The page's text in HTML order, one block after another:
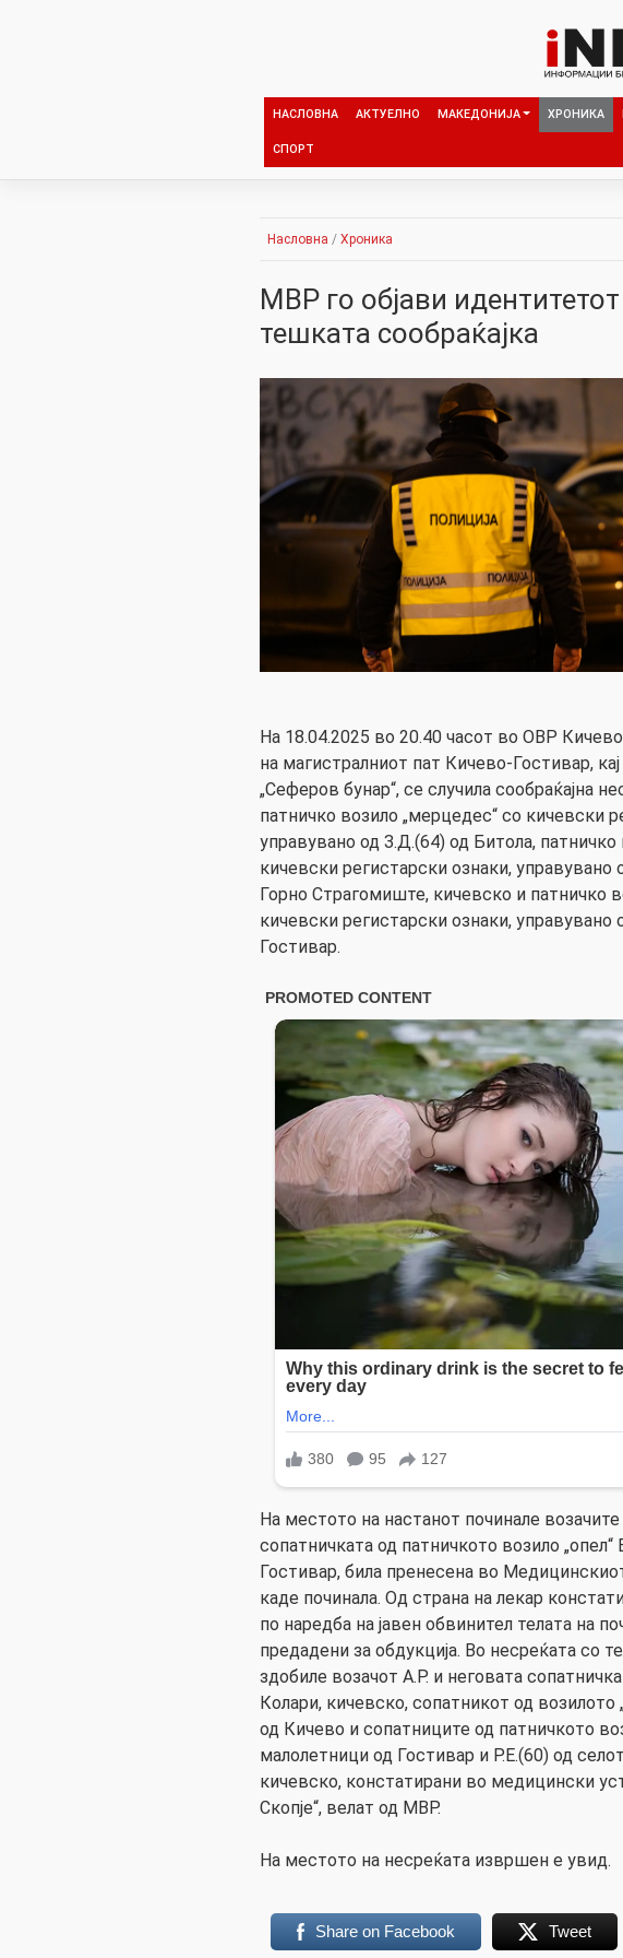
НАСЛОВНА АКТУЕЛНО МАКЕДОНИЈА ХРОНИКА
СПОРТ
Насловна / Хроника
МВР го објави
тешката сообраќајка
На 18.04.2025 во 20.40 часот во ОВР
на магистралниот пат Кичево-Гостивар,
„Сеферов бунар“, се случила сообраќајна
патничко возило „мерцедес“ со кичевски
управувано од З.Д.(64) од Битола, патничко
кичевски регистарски ознаки, управувано
Горно Страгомиште, кичевско и патничко
кичевски регистарски ознаки, управувано
Гостивар.
На местото на настанот починале возачите
сопатничката од патничкото возило „опел“
Гостивар, била пренесена во
каде починала. Од страна на лекар
по наредба на јавен обвинител телата на
предадени за обдукција. Во несреќата со
здобиле возачот А.Р. и неговата
Колари, кичевско, сопатникот од
од Кичево и сопатниците од патничкото
малолетници од Гостивар и Р.Е.(60) од
кичевско, констатирани во медицински
Скопје“, велат од МВР.
На местото на несреќата извршен е увид.
Share on Facebook Tweet